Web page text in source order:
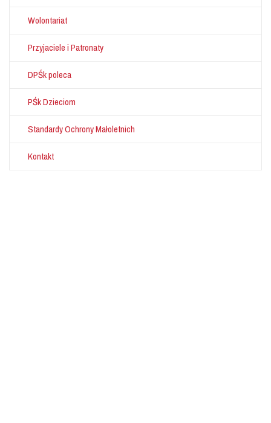
Wolontariat
Przyjaciele i Patronaty
DPŚk poleca
PŚk Dzieciom
Standardy Ochrony Małoletnich
Kontakt